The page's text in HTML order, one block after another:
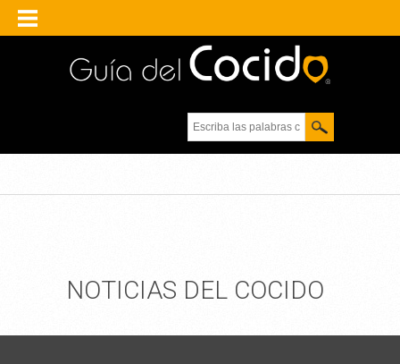
Escriba las palabras
clave.
NOTICIAS DEL COCIDO